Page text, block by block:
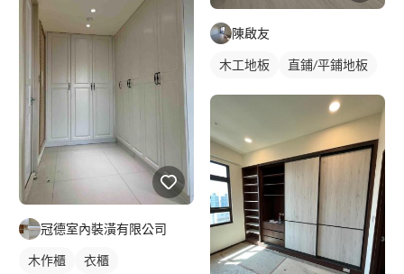
冠德室內裝潢有限公司
木作櫃 衣櫃
陳啟友
木工地板 直鋪/平鋪地板